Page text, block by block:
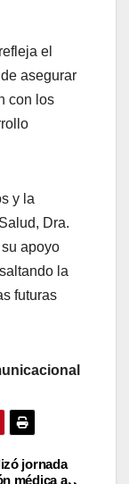
el
asegurar
con los
y la
Dra.
apoyo
la
futuras
jornada
médica a